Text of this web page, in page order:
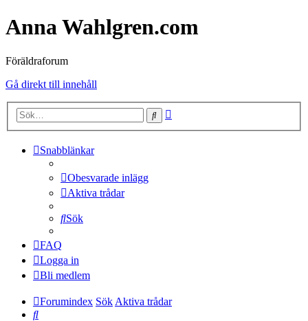
Anna Wahlgren.com
Föräldraforum
Gå direkt till innehåll
Sök
Snabblänkar
Obesvarade inlägg
Aktiva trådar
Sök
FAQ
Logga in
Bli medlem
Forumindex SökAktiva trådar
Sök